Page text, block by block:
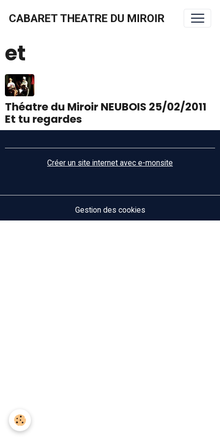
CABARET THEATRE DU MIROIR
et
Théatre du Miroir NEUBOIS 25/02/2011
Et tu regardes
Créer un site internet avec e-monsite
Gestion des cookies